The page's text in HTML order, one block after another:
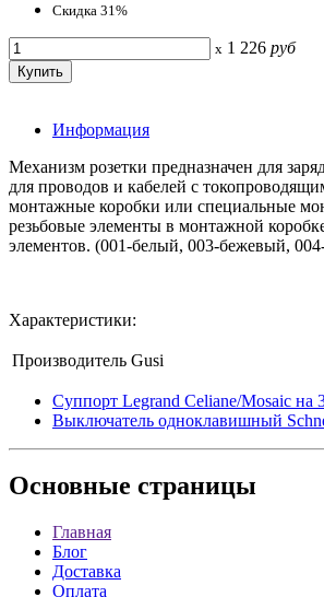
Скидка 31%
x 1 226 руб
Информация
Механизм розетки предназначен для
для проводов и кабелей с
монтажные коробки или специальные
резьбовые элементы в монтажной
элементов. (001-белый, 003-бежевый,
Характеристики:
Производитель Gusi
Суппорт Legrand Celiane/Mosaic на
Выключатель одноклавишный
Основные страницы
Главная
Блог
Доставка
Оплата